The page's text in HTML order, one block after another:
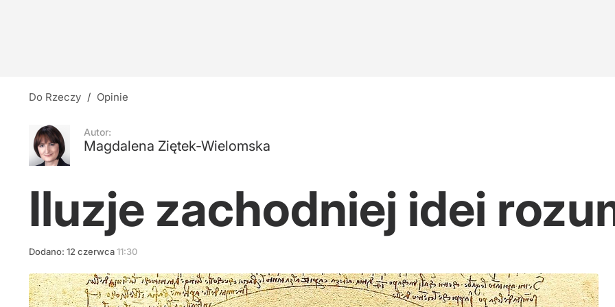
Tęsknota za wielkością
7
dodaj
Do Rzeczy / Opinie
Autor:
Magdalena Ziętek-Wielomska
Iluzje zachodniej idei
Dodano: 12 czerwca11:30